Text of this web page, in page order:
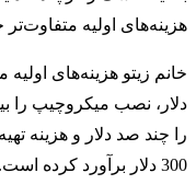
هزینه‌های اولیه متفاوت‌تر
300 دلار برآورد کرده است.